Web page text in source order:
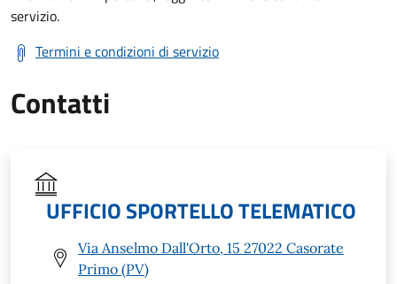
servizio.
Termini e condizioni di servizio
Contatti
UFFICIO SPORTELLO TELEMATICO
Via Anselmo Dall'Orto, 15 27022 Casorate
Primo (PV)